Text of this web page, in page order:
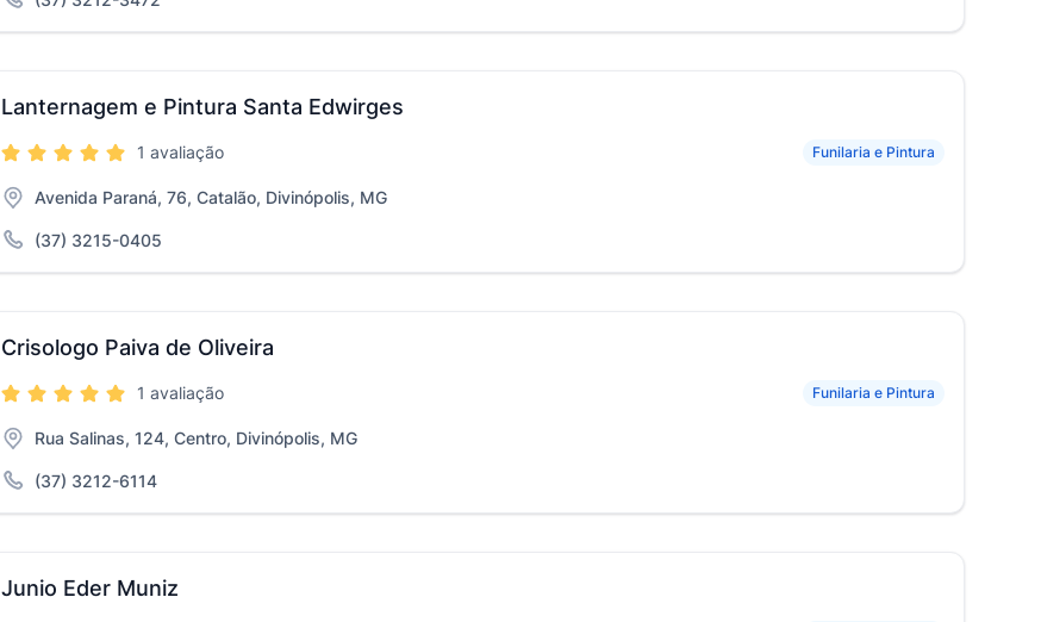
Lanternagem e Pintura Santa Edwirges
Funilaria e Pintura
1 avaliação
Avenida Paraná, 76, Catalão, Divinópolis, MG
(37) 3215-0405
Crisologo Paiva de Oliveira
Funilaria e Pintura
1 avaliação
Rua Salinas, 124, Centro, Divinópolis, MG
(37) 3212-6114
Junio Eder Muniz